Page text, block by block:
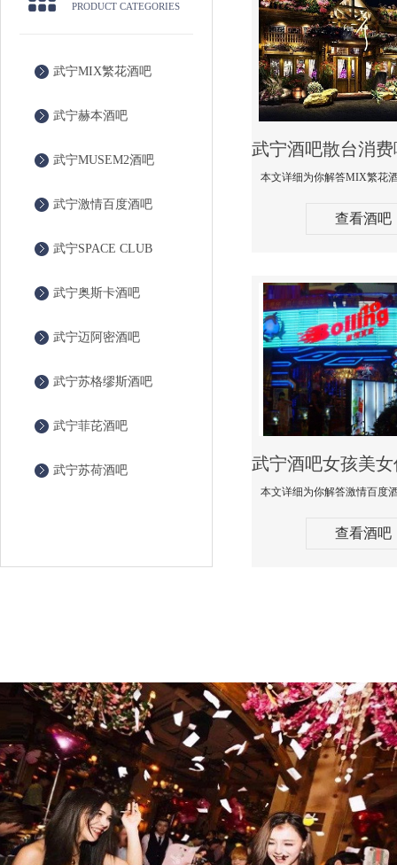
PRODUCT CATEGORIES
武宁MIX繁花酒吧
武宁赫本酒吧
武宁MUSEM2酒吧
武宁激情百度酒吧
武宁SPACE CLUB
武宁奥斯卡酒吧
武宁迈阿密酒吧
武宁苏格缪斯酒吧
武宁菲芘酒吧
武宁苏荷酒吧
查看酒吧
查看酒吧